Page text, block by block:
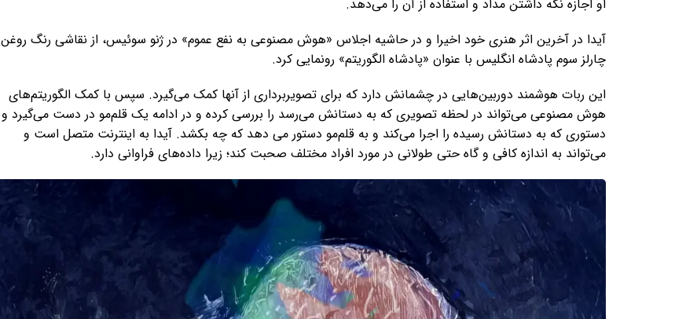
او اجازه نگه داشتن مداد و استفاده از آن را می‌دهد.
آیدا در آخرین اثر هنری خود اخیرا و در حاشیه اجلاس «هوش مصنوعی به نفع عموم» در ژنو سوئیس، از نقاشی رنگ روغن
چارلز سوم پادشاه انگلیس با عنوان «پادشاه الگوریتم» رونمایی کرد.
این ربات هوشمند دوربین‌هایی در چشمانش دارد که برای تصویربرداری از آنها کمک می‌گیرد. سپس با کمک الگوریتم‌های
هوش مصنوعی می‌تواند در لحظه تصویری که به دستانش می‌رسد را بررسی کرده و در ادامه یک قلم‌مو در دست می‌گیرد و
دستوری که به دستانش رسیده را اجرا می‌کند و به قلم‌مو دستور می دهد که چه بکشد. آیدا به اینترنت متصل است و
می‌تواند به اندازه کافی و گاه حتی طولانی در مورد افراد مختلف صحبت کند؛ زیرا داده‌های فراوانی دارد.